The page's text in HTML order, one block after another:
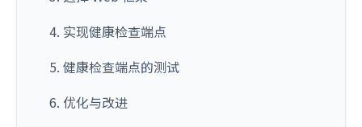
4. 实现健康检查端点
5. 健康检查端点的测试
6. 优化与改进